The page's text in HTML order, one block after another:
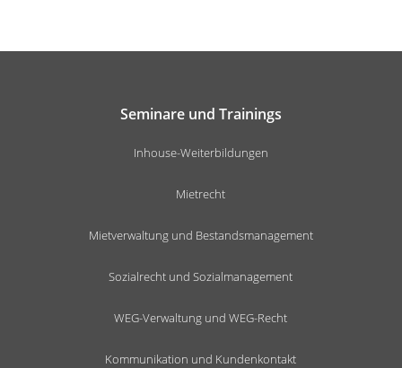
Seminare und Trainings
Inhouse-Weiterbildungen
Mietrecht
Mietverwaltung und Bestandsmanagement
Sozialrecht und Sozialmanagement
WEG-Verwaltung und WEG-Recht
Kommunikation und Kundenkontakt